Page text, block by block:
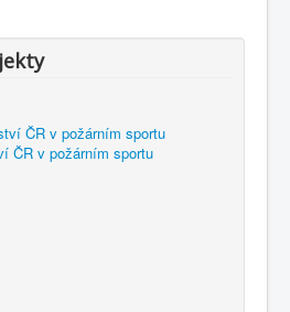
ČR v požárním sportu
ČR v požárním sportu